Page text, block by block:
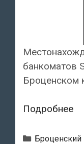
банкоматов
Броценском
Подробнее
Рубрики
Броценский